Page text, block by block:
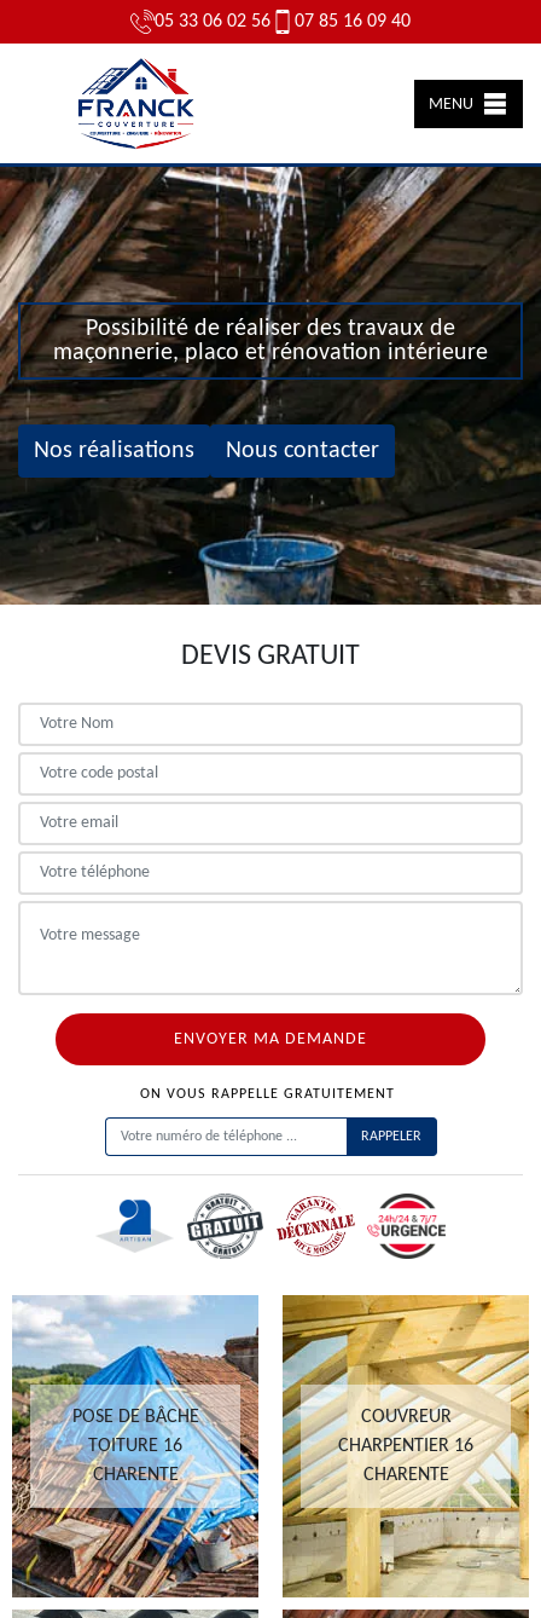
05 33 06 02 56 07 85 16 09 40
MENU
Possibilité de réaliser des travaux de
maçonnerie, placo et rénovation intérieure
Nos réalisations Nous contacter
DEVIS GRATUIT
ON VOUS RAPPELLE GRATUITEMENT
POSE DE BÂCHE
TOITURE 16
CHARENTE
COUVREUR
CHARPENTIER 16
CHARENTE